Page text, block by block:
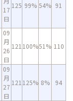
17
日
125 99% 54% 91
09
月
26
日
121 100%51% 110
09
月
27
日
121 125% 8% 94